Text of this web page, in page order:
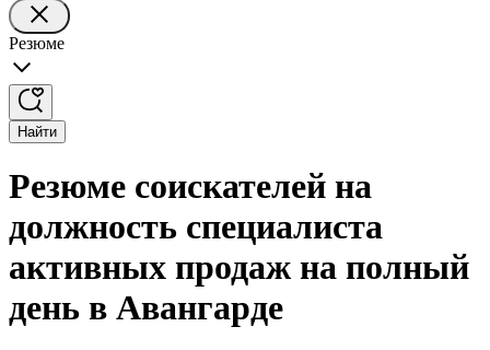
Резюме
Найти
Резюме соискателей на
должность специалиста
активных продаж на полный
день в Авангарде